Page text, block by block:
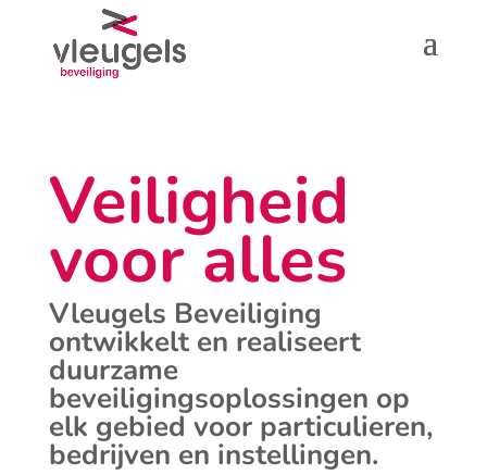
Veiligheid
voor alles
Vleugels Beveiliging
ontwikkelt en realiseert
duurzame
beveiligingsoplossingen op
elk gebied voor particulieren,
bedrijven en instellingen.